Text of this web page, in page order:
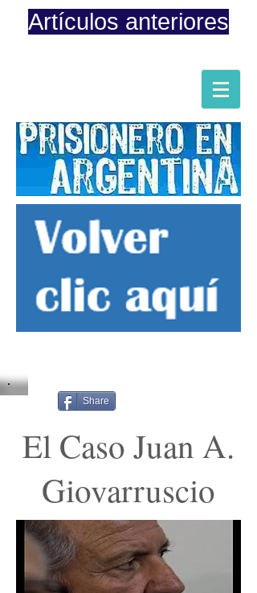
Artículos anteriores
Share
El Caso Juan A.
Giovarruscio